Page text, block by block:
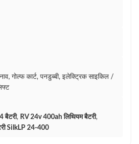
गोल्फ कार्ट, पनडुब्बी, इलेक्ट्रिक साइकिल /
बैटरी, RV 24v 400ah लिथियम बैटरी,
SilkLP 24-400